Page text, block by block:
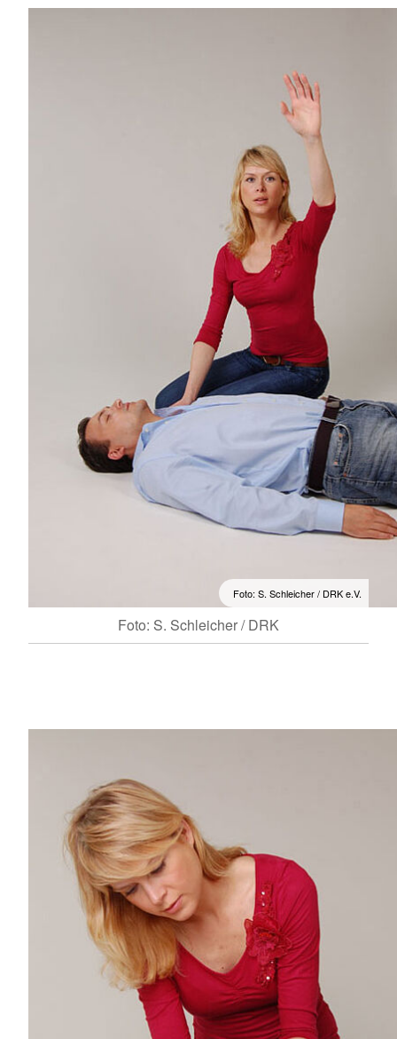
Foto: S. Schleicher / DRK e.V.
Foto: S. Schleicher / DRK